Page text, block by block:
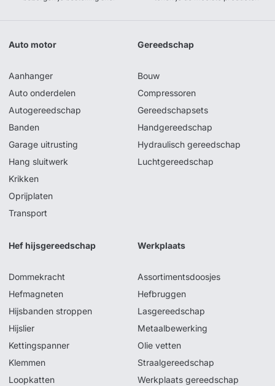
Auto motor
Aanhanger
Auto onderdelen
Autogereedschap
Banden
Garage uitrusting
Hang sluitwerk
Krikken
Oprijplaten
Transport
Gereedschap
Bouw
Compressoren
Gereedschapsets
Handgereedschap
Hydraulisch gereedschap
Luchtgereedschap
Hef hijsgereedschap
Dommekracht
Hefmagneten
Hijsbanden stroppen
Hijslier
Kettingspanner
Klemmen
Loopkatten
Werkplaats
Assortimentsdoosjes
Hefbruggen
Lasgereedschap
Metaalbewerking
Olie vetten
Straalgereedschap
Werkplaats gereedschap